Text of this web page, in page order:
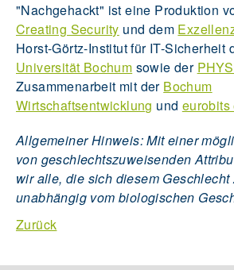
"Nachgehackt" ist eine Produktion
Creating Security und dem
Horst-Görtz-Institut für IT-Sicherheit
Universität Bochum sowie der
Zusammenarbeit mit der Bochum
Wirtschaftsentwicklung und eurobits
Allgemeiner Hinweis: Mit einer
von geschlechtszuweisenden
wir alle, die sich diesem
unabhängig vom biologischen
Zurück